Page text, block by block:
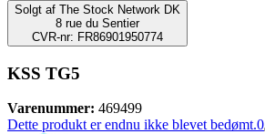
Solgt af The Stock Network DK
8 rue du Sentier
CVR-nr: FR86901950774
KSS TG5
Varenummer: 469499
Dette produkt er endnu ikke blevet bedømt.0